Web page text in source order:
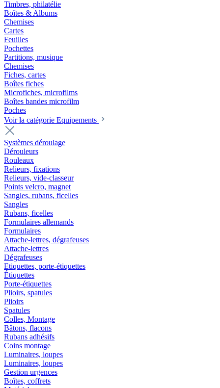
Timbres, philatélie
Boîtes & Albums
Chemises
Cartes
Feuilles
Pochettes
Partitions, musique
Chemises
Fiches, cartes
Boîtes fiches
Microfiches, microfilms
Boîtes bandes microfilm
Poches
Voir la catégorie Equipements
Systèmes déroulage
Dérouleurs
Rouleaux
Relieurs, fixations
Relieurs, vide-classeur
Points velcro, magnet
Sangles, rubans, ficelles
Sangles
Rubans, ficelles
Formulaires allemands
Formulaires
Attache-lettres, dégrafeuses
Attache-lettres
Dégrafeuses
Etiquettes, porte-étiquettes
Étiquettes
Porte-étiquettes
Plioirs, spatules
Plioirs
Spatules
Colles, Montage
Bâtons, flacons
Rubans adhésifs
Coins montage
Luminaires, loupes
Luminaires, loupes
Gestion urgences
Boîtes, coffrets